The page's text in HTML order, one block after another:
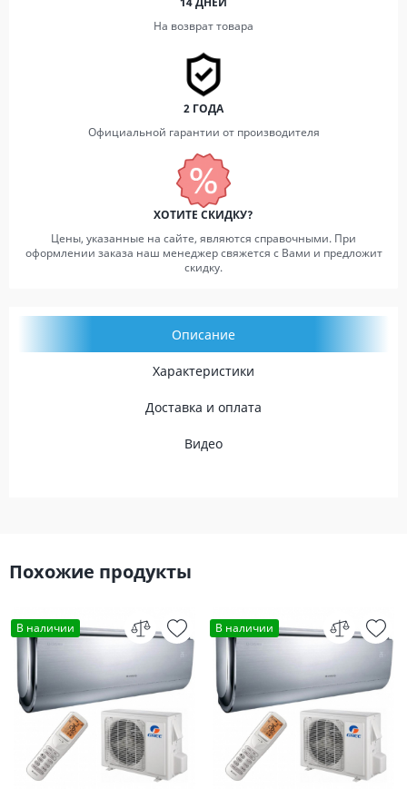
На возврат товара
2 ГОДА
Официальной гарантии от производителя
ХОТИТЕ СКИДКУ?
Цены, указанные на сайте, являются справочными. При
оформлении заказа наш менеджер свяжется с Вами и предложит
скидку.
Описание
Характеристики
Доставка и оплата
Видео
Похожие продукты
В наличии В наличии